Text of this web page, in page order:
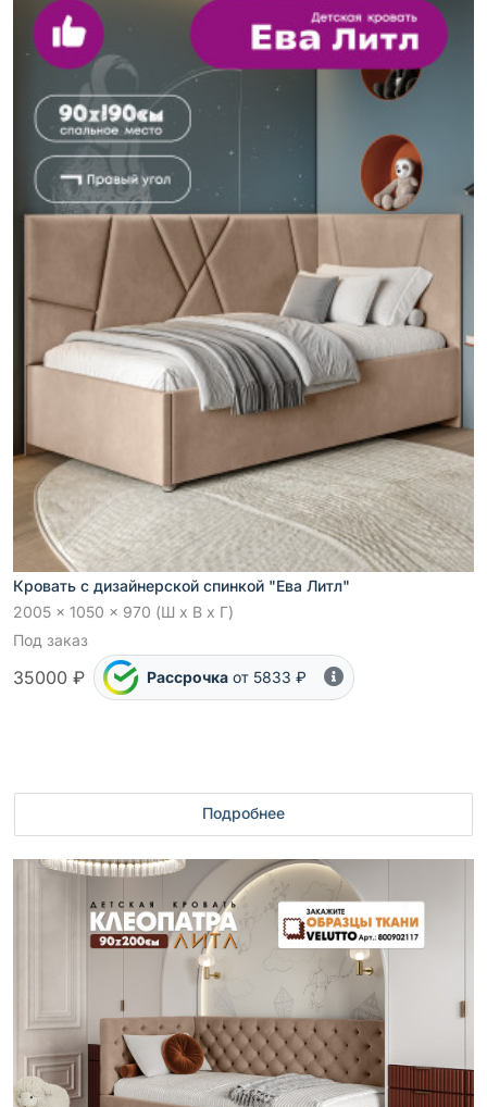
Кровать с дизайнерской спинкой "Ева Литл"
2005 x 1050 x 970 (Ш x В x Г)
Под заказ
35000 ₽ Рассрочка от 5833 ₽
Подробнее